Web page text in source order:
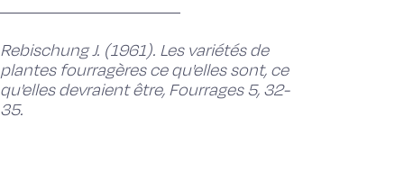
Rebischung J. (1961). Les variétés de
plantes fourragères ce qu'elles sont, ce
qu'elles devraient être, Fourrages 5, 32-
35.